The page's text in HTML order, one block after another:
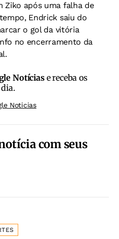
Ziko após uma falha de
Endrick saiu do
o gol da vitória
no encerramento da
Notíciase receba os
Noticias
com seus